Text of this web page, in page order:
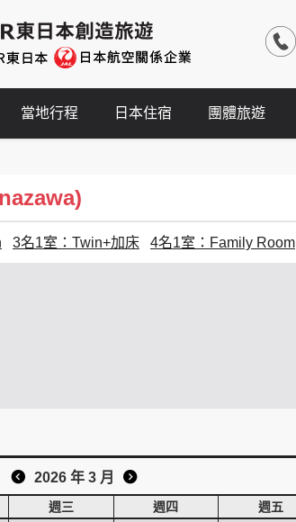
當地行程 日本住宿 團體旅遊
3名1室：Twin+加床 4名1室：Family Room
2026 年 3 月
週三 週四 週五